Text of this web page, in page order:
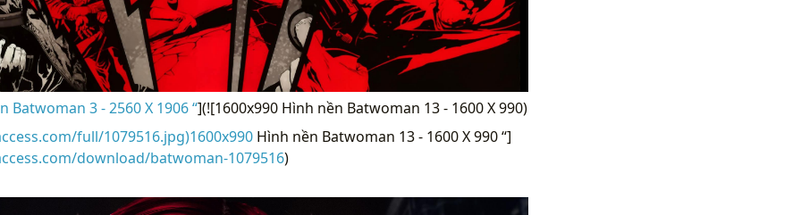
Batwoman 3 - 2560 X 1906 “](![1600x990 Hình nền Batwoman 13 - 1600 X 990)
full/1079516.jpg)1600x990Hình nền Batwoman 13 - 1600 X 990 “]
download/batwoman-1079516)